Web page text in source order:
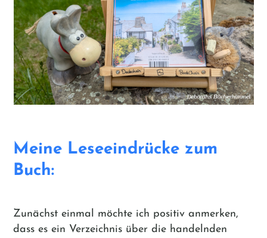
Meine Leseeindrücke zum
Buch:
Zunächst einmal möchte ich positiv anmerken,
dass es ein Verzeichnis über die handelnden